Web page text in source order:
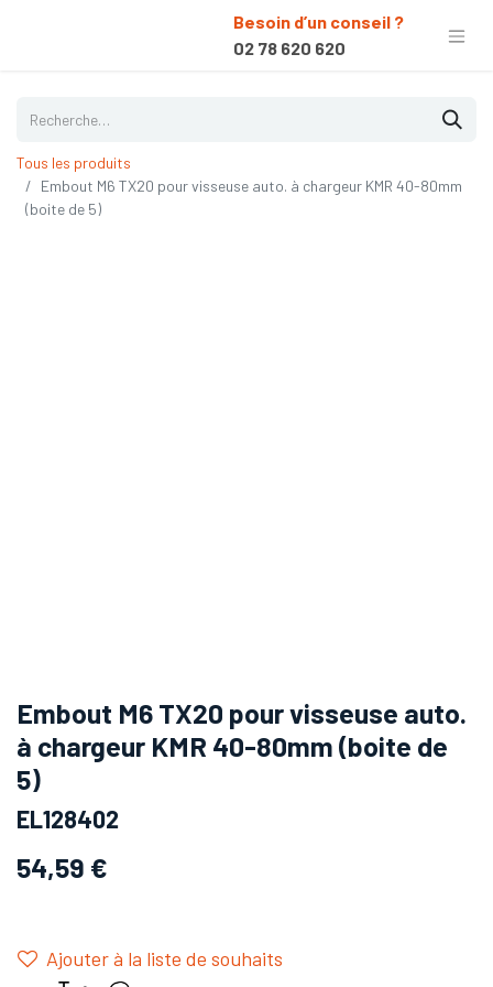
Besoin d’un conseil ?
02 78 620 620
Tous les produits
Embout M6 TX20 pour visseuse auto. à chargeur KMR 40-80mm
(boite de 5)
Embout M6 TX20 pour visseuse auto.
à chargeur KMR 40-80mm (boite de
5)
EL128402
54,59 €
Ajouter à la liste de souhaits